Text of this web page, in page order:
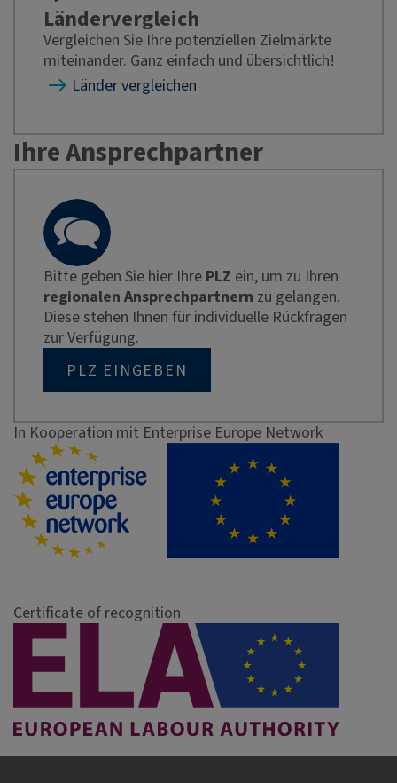
Ländervergleich
Vergleichen Sie Ihre potenziellen Zielmärkte
miteinander. Ganz einfach und übersichtlich!
Länder vergleichen
Ihre Ansprechpartner
Bitte geben Sie hier Ihre PLZ ein, um zu Ihren
regionalen Ansprechpartnern zu gelangen.
Diese stehen Ihnen für individuelle Rückfragen
zur Verfügung.
PLZ EINGEBEN
In Kooperation mit Enterprise Europe Network
Certificate of recognition